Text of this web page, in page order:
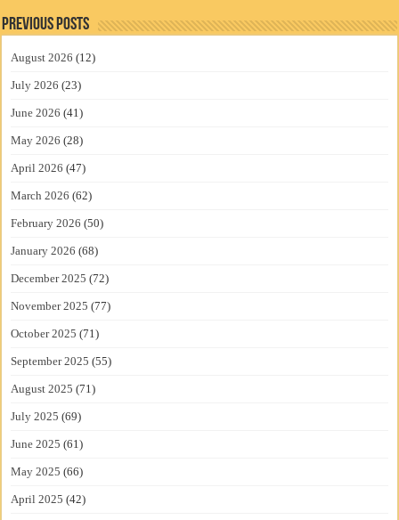
Previous Posts
August 2026 (12)
July 2026 (23)
June 2026 (41)
May 2026 (28)
April 2026 (47)
March 2026 (62)
February 2026 (50)
January 2026 (68)
December 2025 (72)
November 2025 (77)
October 2025 (71)
September 2025 (55)
August 2025 (71)
July 2025 (69)
June 2025 (61)
May 2025 (66)
April 2025 (42)